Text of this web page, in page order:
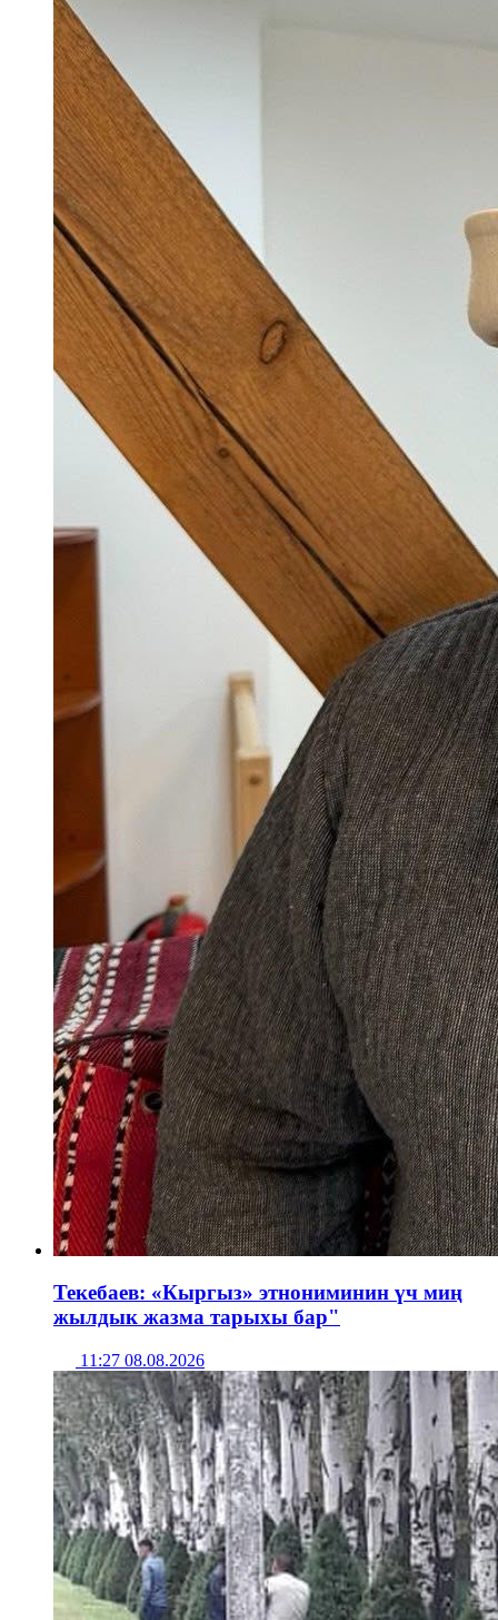
Текебаев: «Кыргыз» этнониминин үч миң
жылдык жазма тарыхы бар"
11:27 08.08.2026